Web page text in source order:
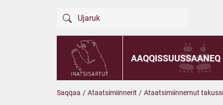
AAQQISSUUSSAANEQ
Saqqaa / Ataatsimiinnerit / Ataatsimiinnernut